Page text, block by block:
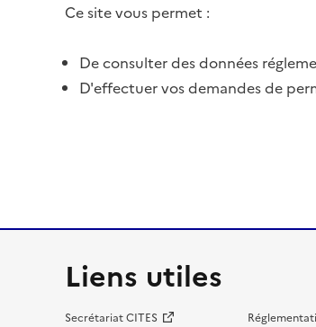
Ce site vous permet :
De consulter des données
D'effectuer vos demandes de
Liens utiles
Secrétariat CITES